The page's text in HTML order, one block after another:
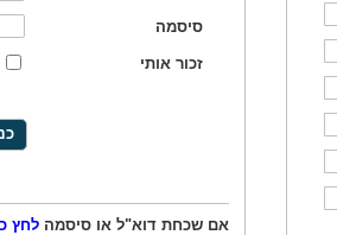
סיסמה
זכור אותי
אם שכחת דוא"ל או סיסמה לחץ